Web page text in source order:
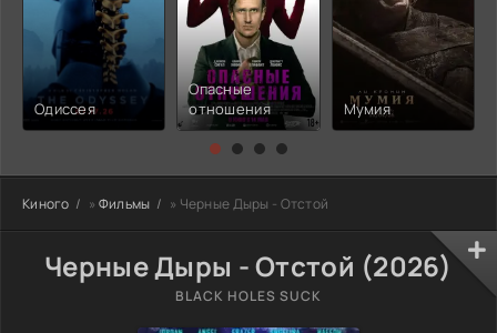
Одиссея
Опасные
отношения
Мумия
Киного » Фильмы » Черные Дыры - Отстой
Черные Дыры - Отстой (2026)
BLACK HOLES SUCK